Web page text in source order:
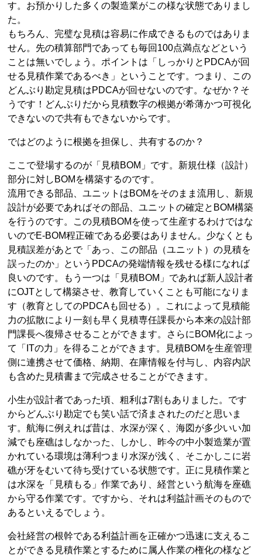
す。お預かりした多くの製造業がこの様な状態でありまし
た。
もちろん、完璧な見積は容易に作成できるものではありま
せん。先の積算部門であっても毎回100点満点などという
ことは無いでしょう。ポイントは「しっかりとPDCAが回
せる見積作業であるべき」ということです。つまり、この
どんぶり勘定見積はPDCAが回せないのです。なぜか？そ
うです！どんぶりだから見積数字の根拠が希薄かつ可視化
できないので共有もできないからです。
ではどのように根拠を担保し、共有するのか？
ここで登場するのが「見積BOM」です。新規仕様（設計）
部分に対しBOMを構築するのです。
流用できる部品、ユニットはBOMをそのまま流用し、新規
設計が必要であればその部品、ユニットの確定とBOM構築
を行うのです。この見積BOMを使って生産するわけではな
いのでE-BOM程正確である必要はありません。少なくとも
見積誤差があとで「あっ、この部品（ユニット）の見積を
誤ったのか」というPDCAの発端情報を残せる様になれば
良いのです。もう一つは「見積BOM」であれば新人設計者
にOJTとして構築させ、教育していくことも可能になりま
す（教育としてのPDCAも回せる）。これによって見積能
力の拡散により一刻も早く見積専任課長から本来の設計部
門課長へ復帰させることができます。さらにBOM化によっ
て「ITの力」を得ることができます。見積BOMを生産管理
側に連携させて価格、納期、在庫情報を付与し、内容内訳
も含めた見積書まで完成させることができます。
小生が設計者であった頃、粗利は7割もありました。です
からどんぶり勘定でも笑い話で済まされたのだと思いま
す。航海に例えれば昔は、水深が深く、海図が多少いい加
減でも座礁はしなかった、しかし、昨今の中小製造業が置
かれている環境は薄利つまり水深が浅く、そこかしこに岩
礁が牙をむいて待ち受けている状態です。正に見積作業と
は水深を「見積もる」作業であり、経営という航海を座礁
から守る作業です。ですから、それは利益計画そのもので
あるといえるでしょう。
会社経営の根幹である利益計画を正確かつ迅速に支えるこ
とができる見積作業とするために属人作業の権化の様など